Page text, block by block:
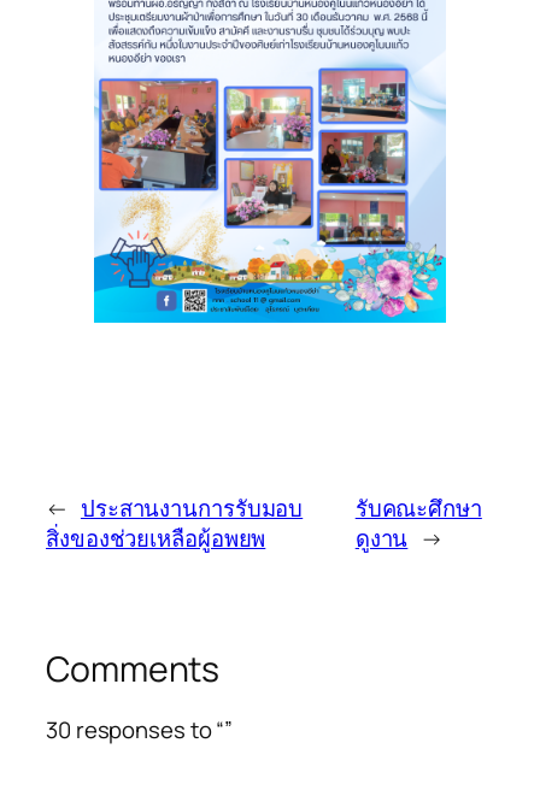
← ประสานงานการรับมอบ
สิ่งของช่วยเหลือผู้อพยพ
รับคณะศึกษา
ดูงาน →
Comments
30 responses to “”